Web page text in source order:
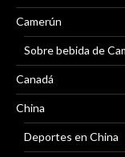
Camerún
Sobre bebida de
Canadá
China
Deportes en China